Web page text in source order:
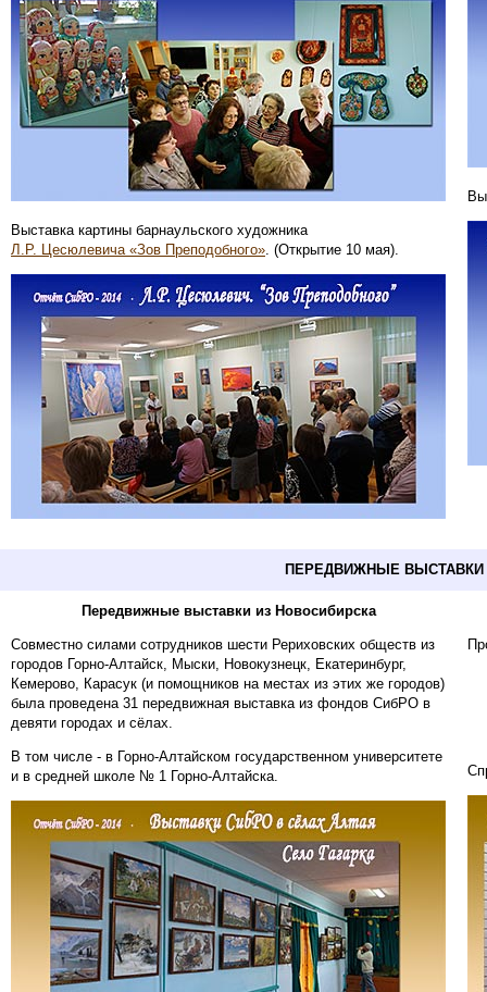
Выставка картины барнаульского художника
Л.Р. Цесюлевича «Зов Преподобного». (Открытие 10 мая).
ПЕРЕДВИЖНЫЕ
Передвижные выставки из Новосибирска
Совместно силами сотрудников шести Рериховских обществ из
городов Горно-Алтайск, Мыски, Новокузнецк, Екатеринбург,
Кемерово, Карасук (и помощников на местах из этих же городов)
была проведена 31 передвижная выставка из фондов СибРО в
девяти городах и сёлах.
В том числе - в Горно-Алтайском государственном университете
и в средней школе № 1 Горно-Алтайска.